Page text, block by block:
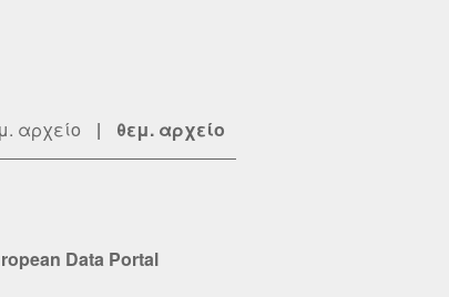
αρχείο | θεμ. αρχείο
Data Portal